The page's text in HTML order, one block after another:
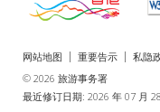
网站地图 重要告示
私隐
© 2026 旅游事务署
最近修订日期: 2026 年 07 月